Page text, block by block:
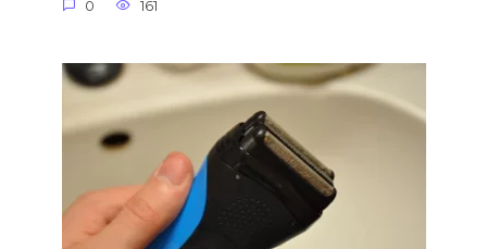
0 161